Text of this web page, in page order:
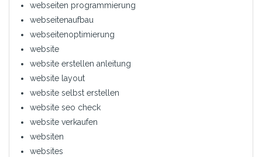
webseiten programmierung
webseitenaufbau
webseitenoptimierung
website
website erstellen anleitung
website layout
website selbst erstellen
website seo check
website verkaufen
websiten
websites